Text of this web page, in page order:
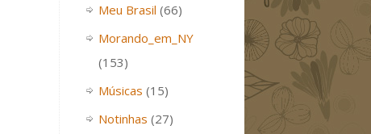
Meu Brasil (66)
Morando_em_NY
(153)
Músicas (15)
Notinhas (27)